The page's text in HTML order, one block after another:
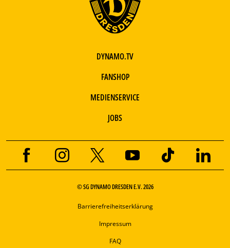
DYNAMO.TV
FANSHOP
MEDIENSERVICE
JOBS
© SG DYNAMO DRESDEN E.V. 2026
Barrierefreiheitserklärung
Impressum
FAQ